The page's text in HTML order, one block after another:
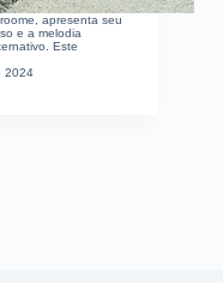
apresenta seu
e a melodia
Este
2024